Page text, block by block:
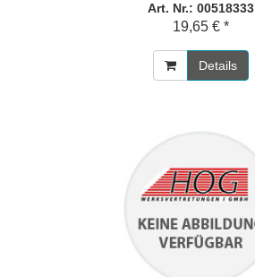
Art. Nr.: 00518333
19,65 € *
Details